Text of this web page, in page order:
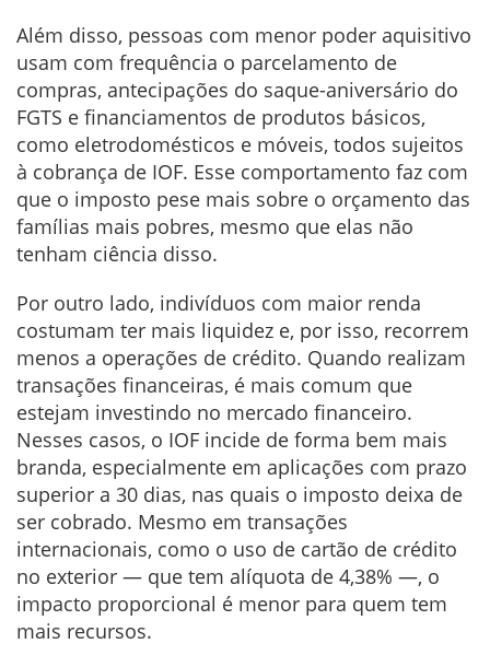
Além disso, pessoas com menor poder aquisitivo
usam com frequência o parcelamento de
compras, antecipações do saque-aniversário do
FGTS e financiamentos de produtos básicos,
como eletrodomésticos e móveis, todos sujeitos
à cobrança de IOF. Esse comportamento faz com
que o imposto pese mais sobre o orçamento das
famílias mais pobres, mesmo que elas não
tenham ciência disso.
Por outro lado, indivíduos com maior renda
costumam ter mais liquidez e, por isso, recorrem
menos a operações de crédito. Quando realizam
transações financeiras, é mais comum que
estejam investindo no mercado financeiro.
Nesses casos, o IOF incide de forma bem mais
branda, especialmente em aplicações com prazo
superior a 30 dias, nas quais o imposto deixa de
ser cobrado. Mesmo em transações
internacionais, como o uso de cartão de crédito
no exterior — que tem alíquota de 4,38% —, o
impacto proporcional é menor para quem tem
mais recursos.